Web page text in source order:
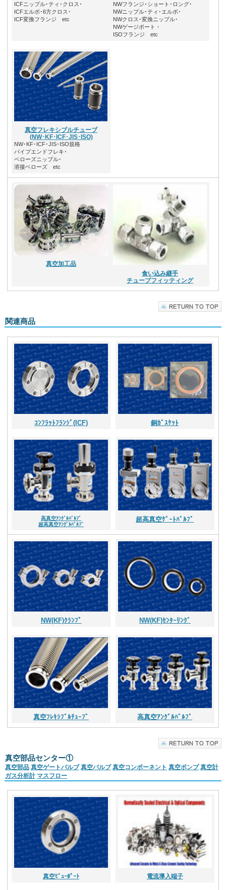
ICFニップル･ティ･クロス･
ICFエルボ･6方クロス･
ICF変換フランジ etc
NWフランジ･ショート･ロング･
NWニップル･ティ･エルボ･
NWクロス･変換ニップル･
NWゲージポート・
ISOフランジ etc
真空フレキシブルチューブ
(NW･KF･ICF･JIS･ISO)
NW･KF･ICF･JIS･ISO規格
パイプエンドフレキ･
ベローズニップル･
溶接ベローズ etc
真空加工品
食い込み継手
チューブフィッティング
関連商品
ｺﾝﾌﾗｯﾄﾌﾗﾝｼﾞ(ICF) 銅ｶﾞｽｹｯﾄ
高真空ｱﾝｸﾞﾙﾊﾞﾙﾌﾞ
超高真空ｱﾝｸﾞﾙﾊﾞﾙﾌﾞ
超高真空ｹﾞｰﾄﾊﾞﾙﾌﾞ
NW(KF)ｸﾗﾝﾌﾟ NW(KF)ｾﾝﾀｰﾘﾝｸﾞ
真空ﾌﾚｷｼﾌﾞﾙﾁｭｰﾌﾞ 高真空ｱﾝｸﾞﾙﾊﾞﾙﾌﾞ
真空部品センター①
真空部品 真空ゲートバルブ 真空バルブ 真空コンポーネント 真空ポンプ 真空計
ガス分析計 マスフロー
真空ﾋﾞｭｰﾎﾟｰﾄ 電流導入端子